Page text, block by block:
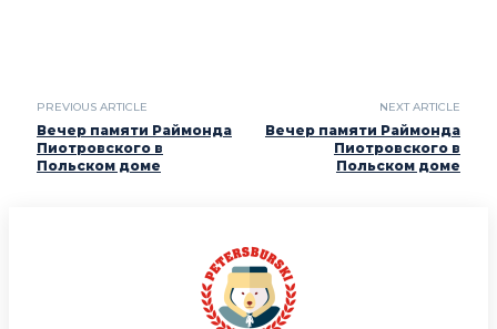
PREVIOUS ARTICLE
Вечер памяти Раймонда
Пиотровского в
Польском доме
NEXT ARTICLE
Вечер памяти Раймонда
Пиотровского в
Польском доме